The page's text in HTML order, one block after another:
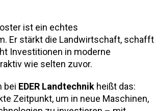
ist ein echtes
Er stärkt die Landwirtschaft, schafft
Investitionen in moderne
wie selten zuvor.
bei EDER Landtechnik heißt das:
Zeitpunkt, um in neue Maschinen,